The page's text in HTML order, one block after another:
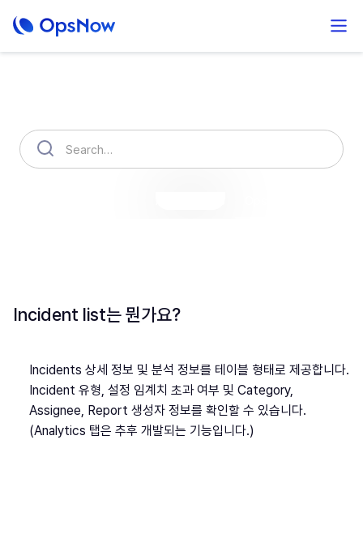
Incident list는 뭔가요?
Incidents 상세 정보 및 분석 정보를 테이블 형태로 제공합니다.
Incident 유형, 설정 임계치 초과 여부 및 Category,
Assignee, Report 생성자 정보를 확인할 수 있습니다.
(Analytics 탭은 추후 개발되는 기능입니다.)